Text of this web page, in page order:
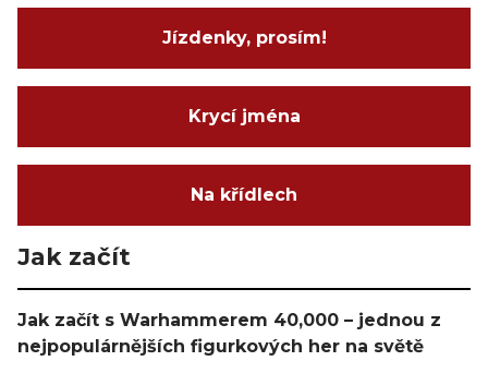
Jízdenky, prosím!
Krycí jména
Na křídlech
Jak začít
Jak začít s Warhammerem 40,000 – jednou z
nejpopulárnějších figurkových her na světě